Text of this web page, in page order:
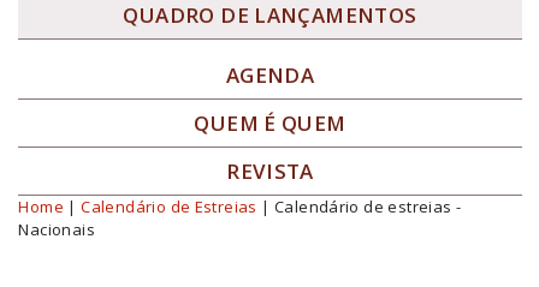
QUADRO DE LANÇAMENTOS
AGENDA
QUEM É QUEM
REVISTA
Você está aqui
Home |Calendário de Estreias | Calendário de estreias -
Nacionais